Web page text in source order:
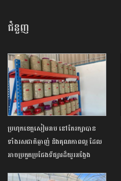
ជំនួញ
ប្រហុកខេត្តសៀមរាប នៅតែរក្សាបាន
ទាំងរសជាតិឆ្ងាញ់ និងគុណភាពល្អ ដែល
អាចប្រកួតប្រជែងទីផ្សារដ៏យូរអង្វែង